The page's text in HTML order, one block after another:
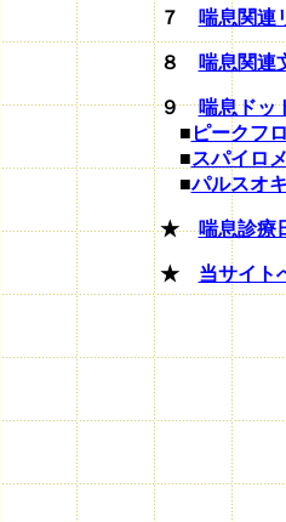
７ 喘息関連
８ 喘息関連
９喘息ドッ
■ ピークフ
■スパイロ
■パルスオ
★喘息診療
★ 当サイト